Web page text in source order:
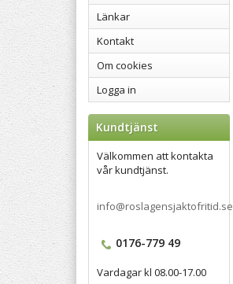
Länkar
Kontakt
Om cookies
Logga in
Kundtjänst
Välkommen att kontakta
vår kundtjänst.
info@roslagensjaktofritid.se
0176-779 49
Vardagar kl 08.00-17.00